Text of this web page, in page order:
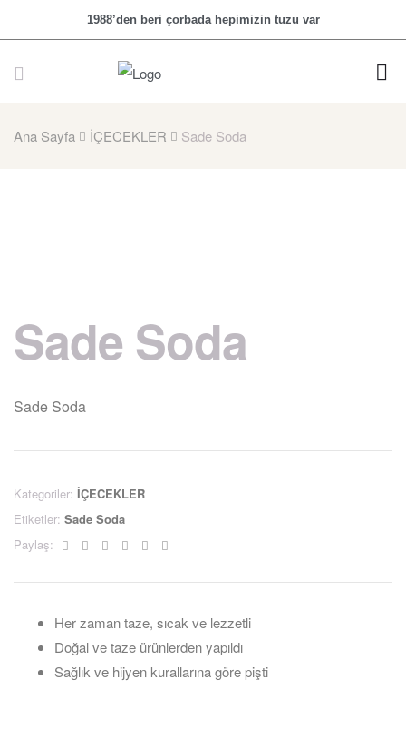
1988’den beri çorbada hepimizin tuzu var
Ana Sayfa İÇECEKLER Sade Soda
Sade Soda
Sade Soda
Kategoriler: İÇECEKLER
Etiketler: Sade Soda
Paylaş:
Facebook
TwitterLinkedinGoogle+Pinterest
Her zaman taze, sıcak ve lezzetli
Doğal ve taze ürünlerden yapıldı
Sağlık ve hijyen kurallarına göre pişti